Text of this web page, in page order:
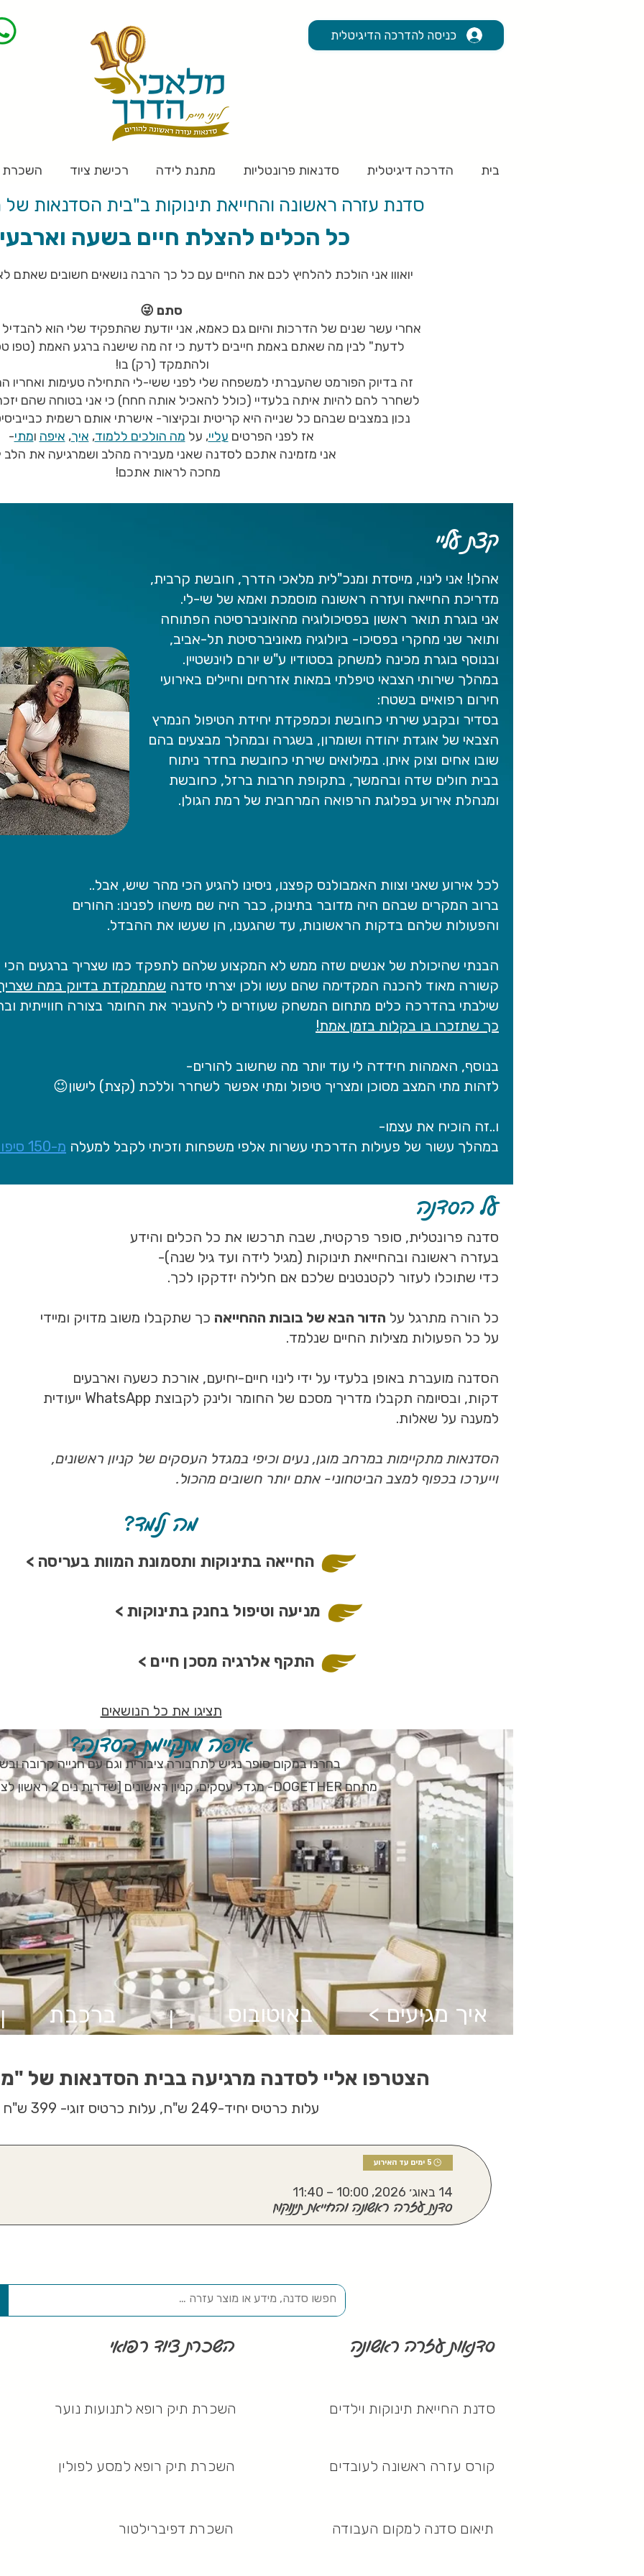
כניסה להדרכה הדיגיטלית
בית הדרכה דיגיטלית סדנאות פרונטליות מתנת לידה רכישת ציוד השכרת
סדנת עזרה ראשונה והחייאת תינוקות ב"בית הסדנאות
כל הכלים להצלת חיים בשעה
יואווו אני הולכת להלחיץ לכם את החיים עם כל כך הרבה נושאים חשובים שאתם
סתם 😜
אחרי עשר שנים של הדרכות והיום גם כאמא, אני יודעת שהתפקיד שלי הוא להבדיל
ולהתמקד (רק) בו!
זה בדיוק הפורמט שהעברתי למשפחה שלי לפני ששי-לי התחילה טעימות ואחריו
לשחרר להם להיות איתה בלעדיי (כולל להאכיל אותה חחח) כי אני בטוחה שהם
נכון במצבים שבהם כל שנייה היא קריטית ובקיצור- אישרתי אותם רשמית
אז לפני הפרטים עליי, על מה הולכים ללמוד, איך, איפה ומתי-
אני מזמינה אתכם לסדנה שאני מעבירה מהלב ושמרגיעה את
מחכה לראות אתכם!
קצת עליי
אהלן! אני לינוי, מייסדת ומנכ"לית מלאכי הדרך, חובשת קרבית,
מדריכת החייאה ועזרה ראשונה מוסמכת ואמא של שי-לי.
אני בוגרת תואר ראשון בפסיכולוגיה מהאוניברסיטה הפתוחה
ותואר שני מחקרי בפסיכו- ביולוגיה מאוניברסיטת תל-אביב,
ובנוסף בוגרת מכינה למשחק בסטודיו ע"ש יורם לוינשטיין.
במהלך שירותי הצבאי טיפלתי במאות אזרחים וחיילים באירועי
חירום רפואיים בשטח:
בסדיר ובקבע שירתי כחובשת וכמפקדת יחידת הטיפול הנמרץ
הצבאי של אוגדת יהודה ושומרון, בשגרה ובמהלך מבצעים בהם
שובו אחים וצוק איתן. במילואים שירתי כחובשת בחדר ניתוח
בבית חולים שדה ובהמשך, בתקופת חרבות ברזל, כחובשת
ומנהלת אירוע בפלוגת הרפואה המרחבית של רמת הגולן.
לכל אירוע שאני וצוות האמבולנס קפצנו, ניסינו להגיע הכי מהר שיש, אבל..
ברוב המקרים שבהם היה מדובר בתינוק, כבר היה שם מישהו לפנינו: ההורים
והפעולות שלהם בדקות הראשונות, עד שהגענו, הן שעשו את ההבדל.
הבנתי שהיכולת של אנשים שזה ממש לא המקצוע שלהם לתפקד כמו שצריך ברגעים הכי
קשורה מאוד להכנה המקדימה שהם עשו ולכן יצרתי סדנה שמתמקדת בדיוק במה
שילבתי בהדרכה כלים מתחום המשחק שעוזרים לי להעביר את החומר בצורה חווייתית
כך שתזכרו בו בקלות בזמן אמת!
בנוסף, האמהות חידדה לי עוד יותר מה שחשוב להורים-
לזהות מתי המצב מסוכן ומצריך טיפול ומתי אפשר לשחרר וללכת (קצת) לישון😉
ו..זה הוכיח את עצמו-
במהלך עשור של פעילות הדרכתי עשרות אלפי משפחות וזכיתי לקבל למעלה מ-150 סיפורי הצלה!
על הסדנה
סדנה פרונטלית, סופר פרקטית, שבה תרכשו את כל הכלים והידע
בעזרה ראשונה ובהחייאת תינוקות (מגיל לידה ועד גיל שנה)-
כדי שתוכלו לעזור לקטנטנים שלכם אם חלילה יזדקקו לכך.
כל הורה מתרגל על הדור הבא של בובות ההחייאה כך שתקבלו משוב מדויק ומיידי
על כל הפעולות מצילות החיים שנלמד.
הסדנה מועברת באופן בלעדי על ידי לינוי חיים-יחיעם, אורכת כשעה וארבעים
דקות,
ובסיומה תקבלו מדריך מסכם של החומר ולינק לקבוצת WhatsApp ייעודית
למענה על שאלות.
הסדנאות מתקיימות במרחב מוגן, נעים וכיפי במגדל העסקים של קניון ראשונים,
וייערכו בכפוף למצב הביטחוני- אתם יותר חשובים מהכול.
מה נלמד?
החייאה בתינוקות ותסמונת המוות בעריסה >
מניעה וטיפול בחנק בתינוקות >
התקף אלרגיה מסכן חיים >
תציגו את כל הנושאים
איפה מתקיימת הסדנה?
בחרנו במקום סופר נגיש לתחבורה ציבורית וגם עם חנייה קרובה
מתחם DOGETHER- מגדל עסקים, קניון ראשונים [שדרות נים 2 ראשון לציון, קומה 5]
איך מגיעים > באוטובוס ברכבת |
|
הצטרפו אליי לסדנה מרגיעה בבית הסדנאות של
עלות כרטיס יחיד-249 ש"ח, עלות כרטיס זוגי- 399 ש"ח
5 ימים עד האירוע
14 באוג׳ 2026, 10:00 – 11:40
סדנת עזרה ראשונה והחייאת תינוקות
השכרת ציוד רפואי
השכרת תיק רופא לתנועות נוער
השכרת תיק רופא למסע לפולין
השכרת דפיברילטור
סדנאות עזרה ראשונה
סדנת החייאת תינוקות וילדים
קורס עזרה ראשונה לעובדים
תיאום סדנה למקום העבודה